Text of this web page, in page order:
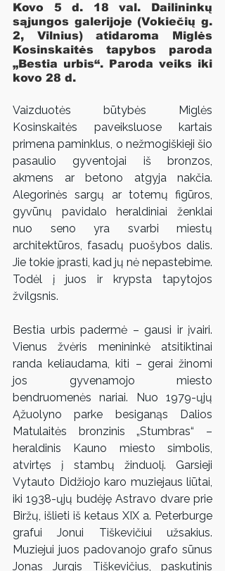
Kovo 5 d. 18 val. Dailininkų
sąjungos galerijoje (Vokiečių g.
2, Vilnius) atidaroma Miglės
Kosinskaitės tapybos paroda
„Bestia urbis“. Paroda veiks iki
kovo 28 d.
Vaizduotės būtybės Miglės
Kosinskaitės paveiksluose kartais
primena paminklus, o nežmogiškieji šio
pasaulio gyventojai iš bronzos,
akmens ar betono atgyja nakčia.
Alegorinės sargų ar totemų figūros,
gyvūnų pavidalo heraldiniai ženklai
nuo seno yra svarbi miestų
architektūros, fasadų puošybos dalis.
Jie tokie įprasti, kad jų nė nepastebime.
Todėl į juos ir krypsta tapytojos
žvilgsnis.
Bestia urbis padermė – gausi ir įvairi.
Vienus žvėris menininkė atsitiktinai
randa keliaudama, kiti – gerai žinomi
jos gyvenamojo miesto
bendruomenės nariai. Nuo 1979-ųjų
Ąžuolyno parke besiganąs Dalios
Matulaitės bronzinis „Stumbras“ –
heraldinis Kauno miesto simbolis,
atvirtęs į stambų žinduolį. Garsieji
Vytauto Didžiojo karo muziejaus liūtai,
iki 1938-ųjų budėję Astravo dvare prie
Biržų, išlieti iš ketaus XIX a. Peterburge
grafui Jonui Tiškevičiui užsakius.
Muziejui juos padovanojo grafo sūnus
Jonas Jurgis Tiškevičius, paskutinis